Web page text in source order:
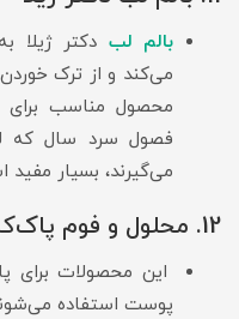
بالم لب دکتر
می‌کند و از ترک
محصول مناسب برای
فصول سرد سال که
می‌گیرند، بسیار
12. محلول و فوم پاک‌کننده آرایش دکتر ژیلا
این محصولات برای
پوست استفاده